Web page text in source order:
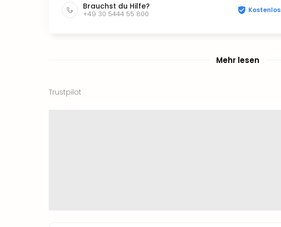
Brauchst du Hilfe?
+49 30 5444 55 800
Mehr lesen
Trustpilot